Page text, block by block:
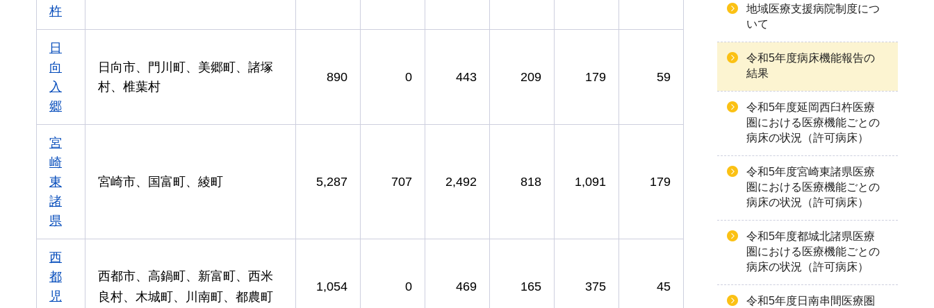
杵
日
向
入
郷
日向市、門川町、美郷町、諸塚
村、椎葉村
890 0 443 209 179 59
宮
崎
東
諸
県
宮崎市、国富町、綾町 5,287 707 2,492 818 1,091 179
西
都
児
西都市、高鍋町、新富町、西米
良村、木城町、川南町、都農町
1,054 0 469 165 375 45
地域医療支援病院制度につ
いて
令和5年度病床機能報告の
結果
令和5年度延岡西臼杵医療
圏における医療機能ごとの
病床の状況（許可病床）
令和5年度宮崎東諸県医療
圏における医療機能ごとの
病床の状況（許可病床）
令和5年度都城北諸県医療
圏における医療機能ごとの
病床の状況（許可病床）
令和5年度日南串間医療圏